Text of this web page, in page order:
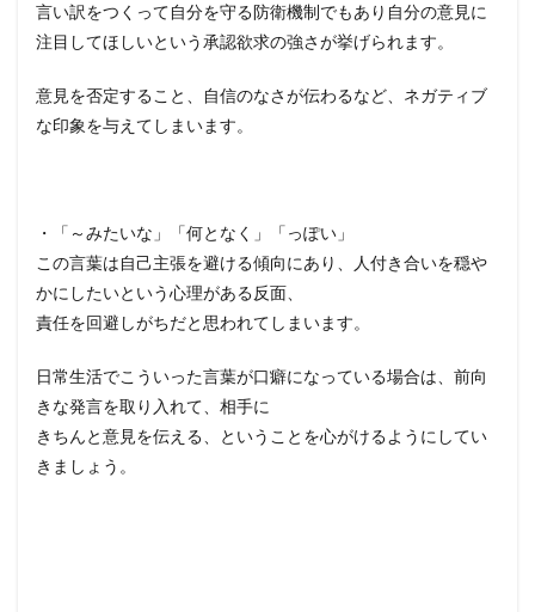
言い訳をつくって自分を守る防衛機制でもあり自分の意見に
注目してほしいという承認欲求の強さが挙げられます。
意見を否定すること、自信のなさが伝わるなど、ネガティブ
な印象を与えてしまいます。
・「～みたいな」「何となく」「っぽい」
この言葉は自己主張を避ける傾向にあり、人付き合いを穏や
かにしたいという心理がある反面、
責任を回避しがちだと思われてしまいます。
日常生活でこういった言葉が口癖になっている場合は、前向
きな発言を取り入れて、相手に
きちんと意見を伝える、ということを心がけるようにしてい
きましょう。